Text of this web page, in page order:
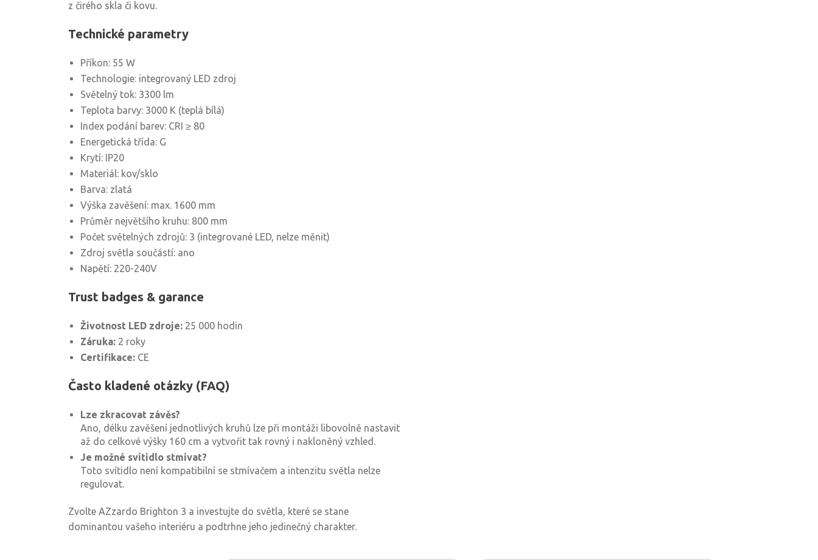
z čirého skla či kovu.
Technické parametry
Příkon: 55 W
Technologie: integrovaný LED zdroj
Světelný tok: 3300 lm
Teplota barvy: 3000 K (teplá bílá)
Index podání barev: CRI ≥ 80
Energetická třída: G
Krytí: IP20
Materiál: kov/sklo
Barva: zlatá
Výška zavěšení: max. 1600 mm
Průměr největšího kruhu: 800 mm
Počet světelných zdrojů: 3 (integrované LED, nelze měnit)
Zdroj světla součástí: ano
Napětí: 220-240V
Trust badges & garance
Životnost LED zdroje: 25 000 hodin
Záruka: 2 roky
Certifikace: CE
Často kladené otázky (FAQ)
Lze zkracovat závěs?
Ano, délku zavěšení jednotlivých kruhů lze při montáži libovolně nastavit
až do celkové výšky 160 cm a vytvořit tak rovný i nakloněný vzhled.
Je možné svítidlo stmívat?
Toto svítidlo není kompatibilní se stmívačem a intenzitu světla nelze
regulovat.
Zvolte AZzardo Brighton 3 a investujte do světla, které se stane
dominantou vašeho interiéru a podtrhne jeho jedinečný charakter.